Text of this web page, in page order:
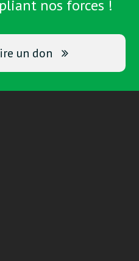
nos forces !
un don